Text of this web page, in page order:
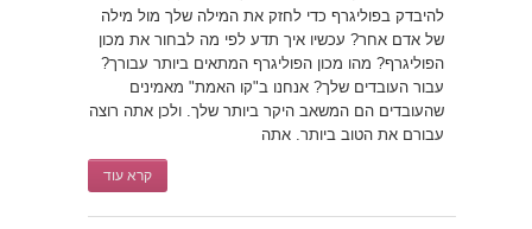
להיבדק בפוליגרף כדי לחזק את המילה שלך מול מילה
של אדם אחר? עכשיו איך תדע לפי מה לבחור את מכון
הפוליגרף? מהו מכון הפוליגרף המתאים ביותר עבורך?
עבור העובדים שלך? אנחנו ב"קו האמת" מאמינים
שהעובדים הם המשאב היקר ביותר שלך. ולכן אתה רוצה
עבורם את הטוב ביותר. אתה
קרא עוד